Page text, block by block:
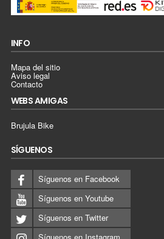
INFO
Mapa del sitio
Aviso legal
Contacto
WEBS AMIGAS
Brujula Bike
SÍGUENOS
Síguenos en Facebook
Síguenos en Youtube
Síguenos en Twitter